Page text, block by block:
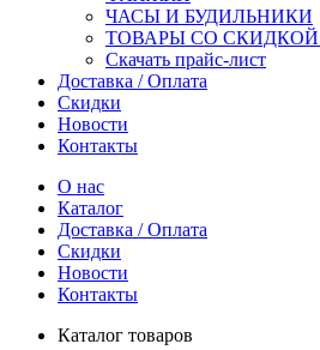
ЧАСЫ И БУДИЛЬНИКИ
ТОВАРЫ СО СКИДКОЙ
Скачать прайс-лист
Доставка / Оплата
Скидки
Новости
Контакты
О нас
Каталог
Доставка / Оплата
Скидки
Новости
Контакты
Каталог товаров